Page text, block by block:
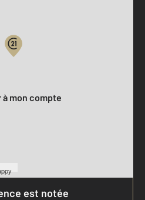
à mon compte
est notée